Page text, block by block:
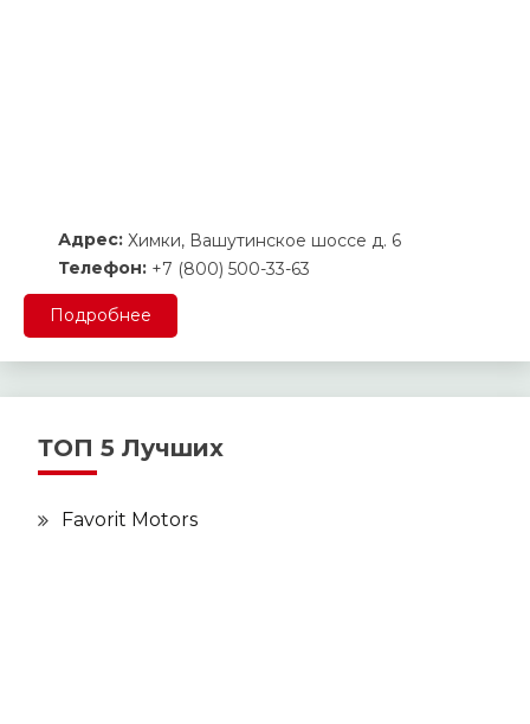
Адрес: Химки, Вашутинское шоссе д. 6
Телефон: +7 (800) 500-33-63
Подробнее
ТОП 5 Лучших
Favorit Motors